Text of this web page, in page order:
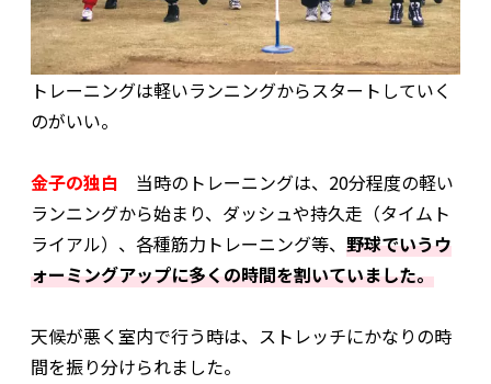
トレーニングは軽いランニングからスタートしていく
のがいい。
金子の独白 当時のトレーニングは、20分程度の軽い
ランニングから始まり、ダッシュや持久走（タイムト
ライアル）、各種筋力トレーニング等、 野球でいうウ
ォーミングアップに多くの時間を割いていました。
天候が悪く室内で行う時は、ストレッチにかなりの時
間を振り分けられました。